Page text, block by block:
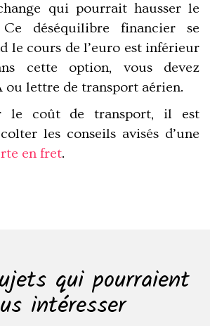
qui pourrait hausser le
Ce déséquilibre financier se
le cours de l’euro est inférieur
cette option, vous devez
ou lettre de transport aérien.
le coût de transport, il est
les conseils avisés d’une
en fret.
qui pourraient
intéresser